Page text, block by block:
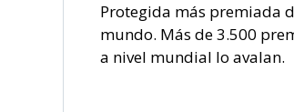
Protegida más premiada
mundo. Más de 3.500
a nivel mundial lo avalan.